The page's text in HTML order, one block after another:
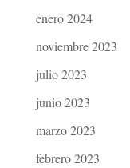
enero 2024
noviembre 2023
julio 2023
junio 2023
marzo 2023
febrero 2023